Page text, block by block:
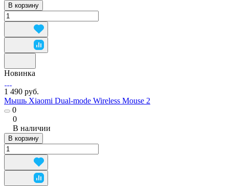
В корзину
Новинка
1 490 руб.
Мышь Xiaomi Dual-mode Wireless Mouse 2
0
0
В наличии
В корзину